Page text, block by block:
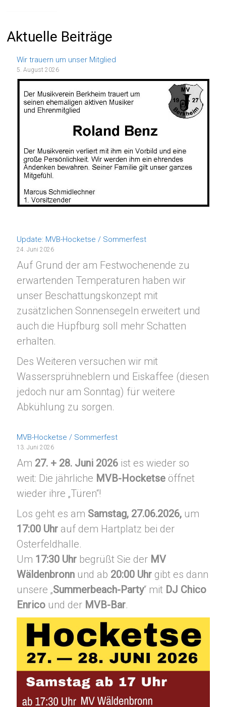
Aktuelle Beiträge
Wir trauern um unser Mitglied
5. August 2026
Update: MVB-Hocketse / Sommerfest
24. Juni 2026
Auf Grund der am Festwochenende zu
erwartenden Temperaturen haben wir
unser Beschattungskonzept mit
zusätzlichen Sonnensegeln erweitert und
auch die Hüpfburg soll mehr Schatten
erhalten.
Des Weiteren versuchen wir mit
Wassersprühneblern und Eiskaffee (diesen
jedoch nur am Sonntag) für weitere
Abkühlung zu sorgen.
MVB-Hocketse / Sommerfest
13. Juni 2026
Am 27. + 28. Juni 2026 ist es wieder so
weit: Die jährliche MVB-Hocketse öffnet
wieder ihre „Türen“!
Los geht es am Samstag, 27.06.2026, um
17:00 Uhr auf dem Hartplatz bei der
Osterfeldhalle.
Um 17:30 Uhr begrüßt Sie der MV
Wäldenbronn und ab 20:00 Uhr gibt es dann
unsere „Summerbeach-Party“ mit DJ Chico
Enrico und der MVB-Bar.